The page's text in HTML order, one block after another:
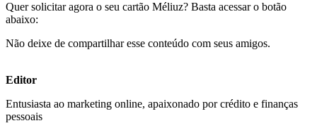
Quer solicitar agora o seu cartão Méliuz? Basta acessar o botão
abaixo:
Não deixe de compartilhar esse conteúdo com seus amigos.
Editor
Entusiasta ao marketing online, apaixonado por crédito e finanças
pessoais